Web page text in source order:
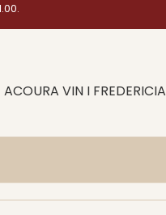
ACOURA VIN I FREDERICIA